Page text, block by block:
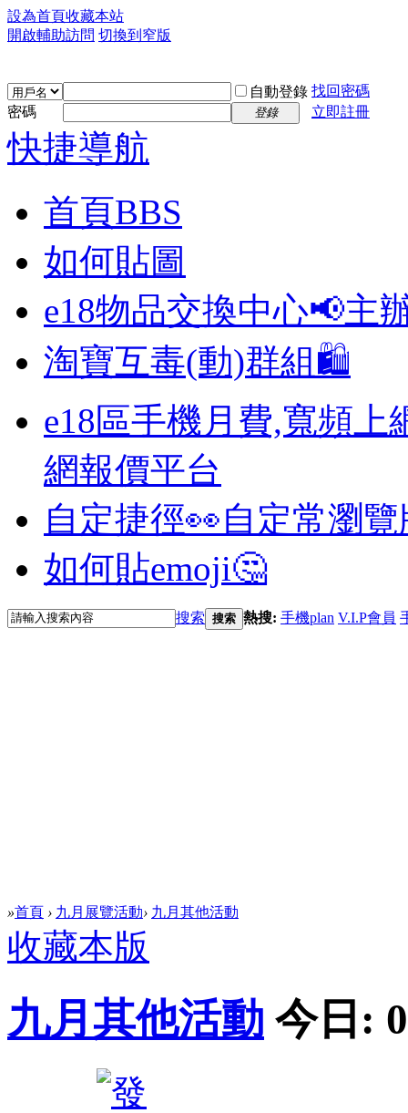
設為首頁收藏本站
開啟輔助訪問 切換到窄版
自動登錄 找回密碼
密碼
登錄 立即註冊
快捷導航
首頁BBS
如何貼圖
e18物品交換中心📢主
淘寶互毒(動)群組🛍️
e18區手機月費,寬頻上
網報價平台
自定捷徑👀自定常瀏
如何貼emoji🤔
搜索 搜索 熱搜: 手機plan V.I.P會員
»首頁 › 九月展覽活動› 九月其他活動
收藏本版
九月其他活動 今日: 0